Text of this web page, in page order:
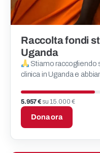
Raccolta fondi
Uganda
Stiamo raccogliendo
clinica in Uganda e
5.957 €su 15.000 €
Dona ora